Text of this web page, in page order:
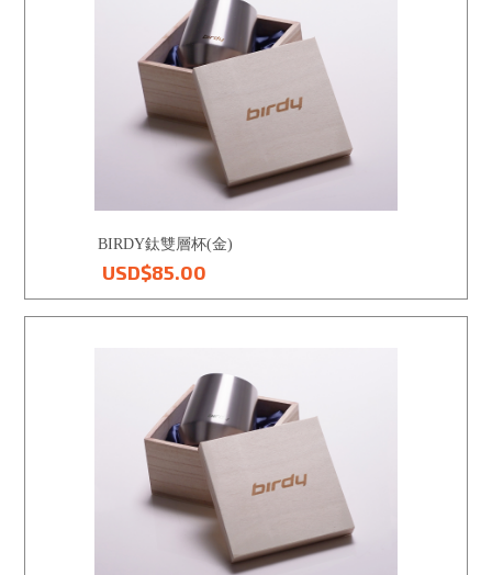
BIRDY鈦雙層杯(金)
USD$85.00